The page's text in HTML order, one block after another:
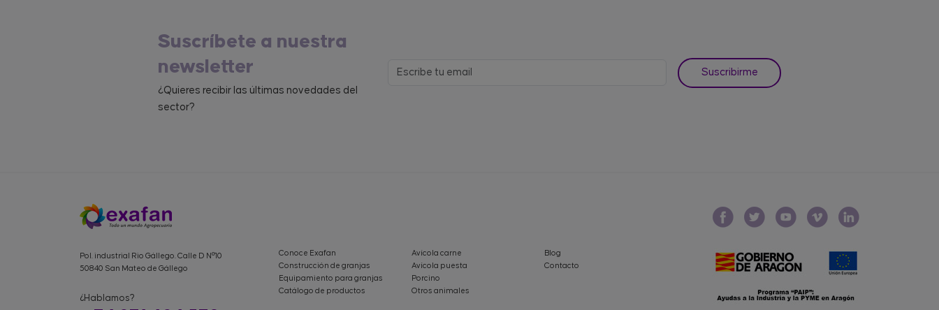
Suscríbete a nuestra
newsletter
¿Quieres recibir las últimas novedades del
sector?
Pol. industrial Rio Gállego. Calle D Nº10
50840 San Mateo de Gállego
¿Hablamos?
Conoce Exafan
Construcción de granjas
Equipamiento para granjas
Catálogo de productos
Avícola carne
Avícola puesta
Porcino
Otros animales
Blog
Contacto